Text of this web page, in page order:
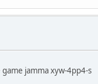
jamma xyw-4pp4-s